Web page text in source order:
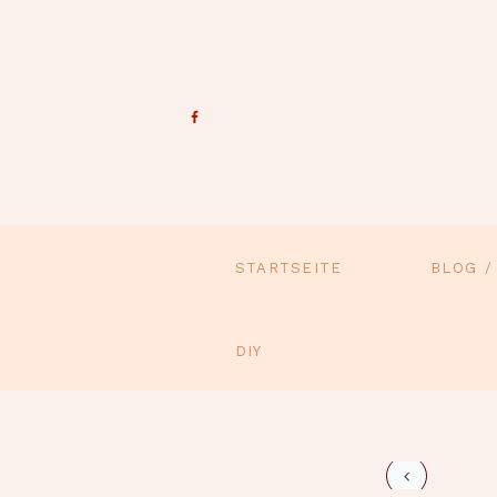
STARTSEITE BLOG /
DIY